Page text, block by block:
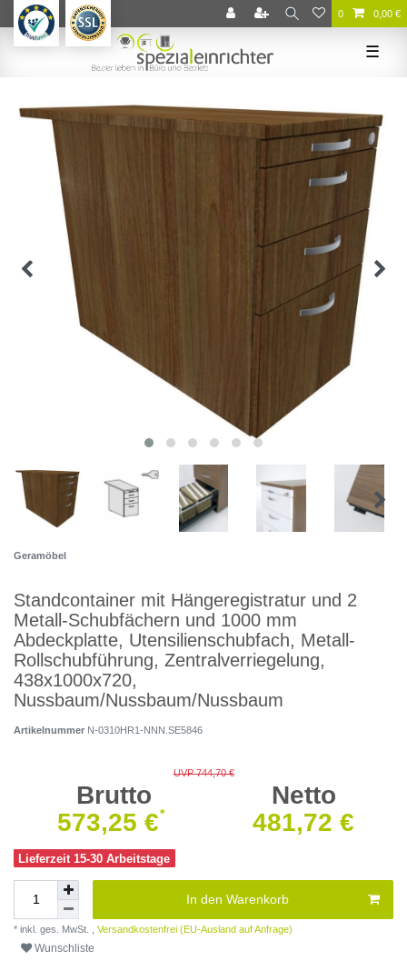
0 0,00 €
☰
Geramöbel
Standcontainer mit Hängeregistratur und 2
Metall-Schubfächern und 1000 mm
Abdeckplatte, Utensilienschubfach, Metall-
Rollschubführung, Zentralverriegelung,
438x1000x720,
Nussbaum/Nussbaum/Nussbaum
Artikelnummer N-0310HR1-NNN.SE5846
UVP 744,70 €
Brutto
Netto
573,25 €
* 481,72 €
Lieferzeit 15-30 Arbeitstage
In den Warenkorb
* inkl. ges. MwSt. , Versandkostenfrei (EU-Ausland auf Anfrage)
Wunschliste